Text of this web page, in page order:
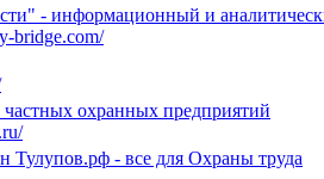
- информационный и
bridge.com/
частных охранных предприятий
Тулупов.рф - все для Охраны труда